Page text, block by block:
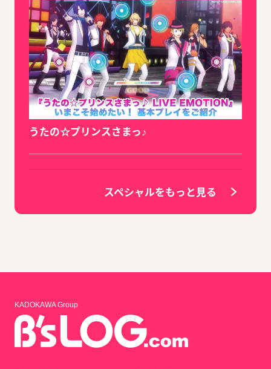
うたの☆プリンスさまっ♪
スペシャルをもっと見る
KADOKAWA Group